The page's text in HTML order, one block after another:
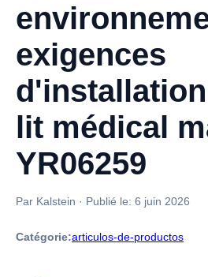
exigences
lit médical
YR06259
Par Kalstein · Publié le: 6 juin 2026
Catégorie:articulos-de-productos